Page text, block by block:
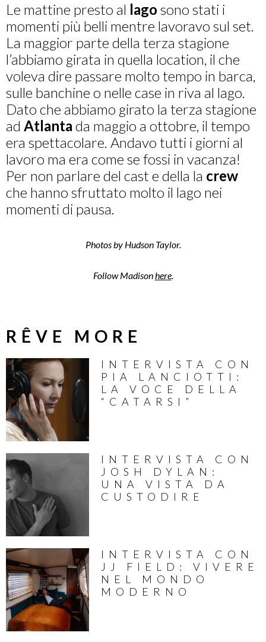
Le mattine presto al lago sono stati i
momenti più belli mentre lavoravo sul set.
La maggior parte della terza stagione
l’abbiamo girata in quella location, il che
voleva dire passare molto tempo in barca,
sulle banchine o nelle case in riva al lago.
Dato che abbiamo girato la terza stagione
ad Atlanta da maggio a ottobre, il tempo
era spettacolare. Andavo tutti i giorni al
lavoro ma era come se fossi in vacanza!
Per non parlare del cast e della la crew
che hanno sfruttato molto il lago nei
momenti di pausa.
Photos by Hudson Taylor.
Follow Madisonhere.
RÊVE MORE
INTERVISTA CON
PIA LANCIOTTI:
LA VOCE DELLA
“CATARSI”
INTERVISTA CON
JOSH DYLAN:
UNA VISTA DA
CUSTODIRE
INTERVISTA CON
JJ FIELD: VIVERE
NEL MONDO
MODERNO